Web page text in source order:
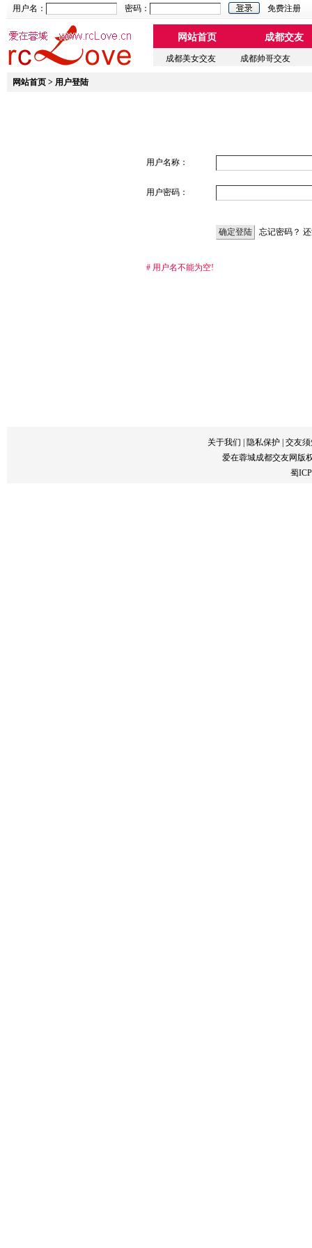
用户名： 密码： 免费注册
网站首页 成都交友
成都美女交友 成都帅哥交友
网站首页 > 用户登陆
用户名称：
用户密码：
忘记密码？
# 用户名不能为空!
关于我们 隐私保护 交友
爱在蓉城成都交友网版
蜀